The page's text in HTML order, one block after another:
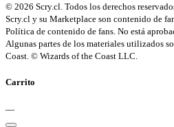
© 2026 Scry.cl. Todos los derechos
Scry.cl y su Marketplace son contenido de
Política de contenido de fans. No está
Algunas partes de los materiales utilizados
Coast. © Wizards of the Coast LLC.
Carrito
—